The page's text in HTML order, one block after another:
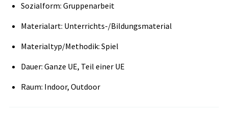
Sozialform: Gruppenarbeit
Materialart: Unterrichts-/Bildungsmaterial
Materialtyp/Methodik: Spiel
Dauer: Ganze UE, Teil einer UE
Raum: Indoor, Outdoor